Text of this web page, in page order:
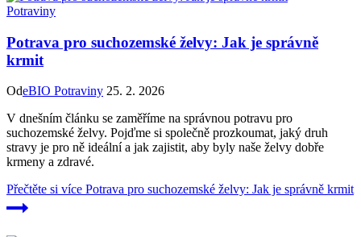
Potraviny
Potrava pro suchozemské želvy: Jak je správně
krmit
OdeBIO Potraviny 25. 2. 2026
V dnešním článku se zaměříme na správnou potravu pro
suchozemské želvy. Pojďme si společně prozkoumat, jaký druh
stravy je pro ně ideální a jak zajistit, aby byly naše želvy dobře
krmeny a zdravé.
Přečtěte si více Potrava pro suchozemské želvy: Jak je správně krmit